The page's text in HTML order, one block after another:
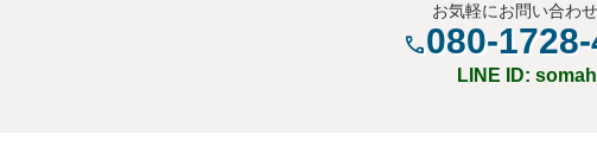
お気軽にお問い合わ
080-
LINE ID: